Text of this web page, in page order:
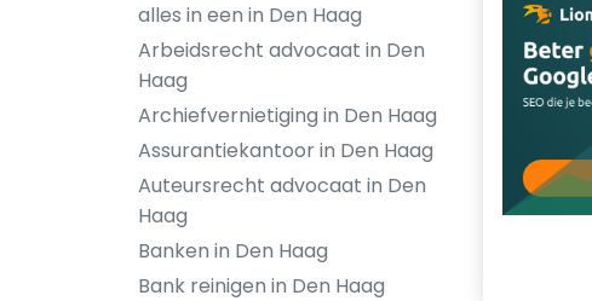
alles in een in Den Haag
Arbeidsrecht advocaat in Den
Haag
Archiefvernietiging in Den Haag
Assurantiekantoor in Den Haag
Auteursrecht advocaat in Den
Haag
Banken in Den Haag
Bank reinigen in Den Haag